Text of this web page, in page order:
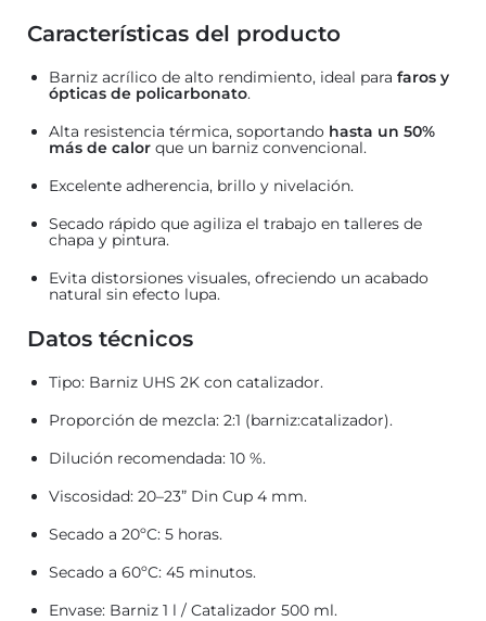
Características del producto
Barniz acrílico de alto rendimiento, ideal para faros y
ópticas de policarbonato.
Alta resistencia térmica, soportando hasta un 50%
más de calor que un barniz convencional.
Excelente adherencia, brillo y nivelación.
Secado rápido que agiliza el trabajo en talleres de
chapa y pintura.
Evita distorsiones visuales, ofreciendo un acabado
natural sin efecto lupa.
Datos técnicos
Tipo: Barniz UHS 2K con catalizador.
Proporción de mezcla: 2:1 (barniz:catalizador).
Dilución recomendada: 10 %.
Viscosidad: 20–23” Din Cup 4 mm.
Secado a 20ºC: 5 horas.
Secado a 60ºC: 45 minutos.
Envase: Barniz 1 l / Catalizador 500 ml.